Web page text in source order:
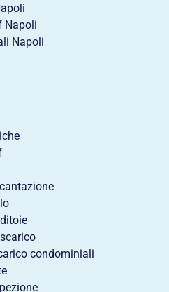
Napoli
Napoli
condominiali